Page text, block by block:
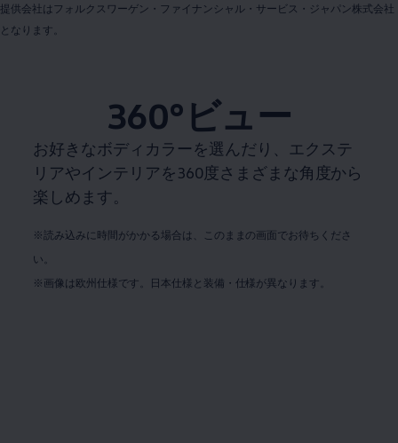
提供会社はフォルクスワーゲン・ファイナンシャル・サービス・ジャパン株式会社
となります。
360°ビュー
お好きなボディカラーを選んだり、エクステ
リアやインテリアを360度さまざまな角度から
楽しめます。
※読み込みに時間がかかる場合は、このままの画面でお待ちくださ
い。
※画像は欧州仕様です。日本仕様と装備・仕様が異なります。